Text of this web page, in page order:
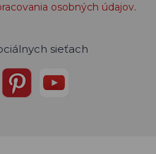
osobných údajov.
sieťach